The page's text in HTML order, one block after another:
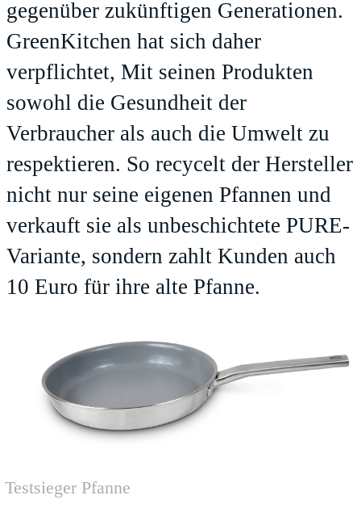
gegenüber zukünftigen Generationen.
GreenKitchen hat sich daher
verpflichtet, Mit seinen Produkten
sowohl die Gesundheit der
Verbraucher als auch die Umwelt zu
respektieren. So recycelt der Hersteller
nicht nur seine eigenen Pfannen und
verkauft sie als unbeschichtete PURE-
Variante, sondern zahlt Kunden auch
10 Euro für ihre alte Pfanne.
Testsieger Pfanne